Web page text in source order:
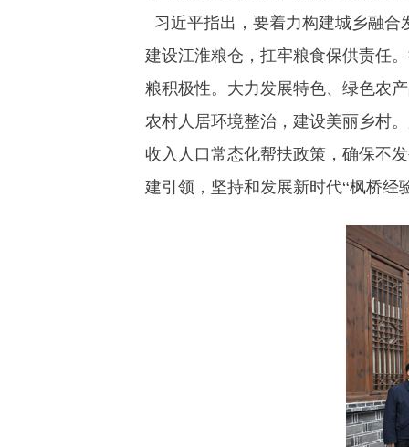
习近平指出，要着力构建城乡融
建设江淮粮仓，扛牢粮食保供责任
粮积极性。大力发展特色、绿色农
农村人居环境整治，建设美丽乡村
收入人口常态化帮扶政策，确保不
建引领，坚持和发展新时代“枫桥经